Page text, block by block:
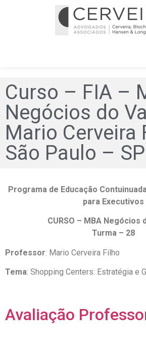
Curso – FIA –
Negócios do
Mario Cerveira
São Paulo – SP
Programa de Educação
para Executivos
CURSO – MBA Negócios
Turma – 28
Professor: Mario Cerveira Filho
Tema: Shopping Centers: Estratégia e
Avaliação